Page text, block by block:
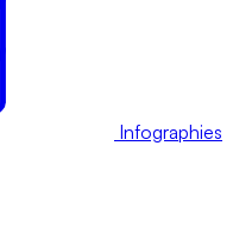
Infographies